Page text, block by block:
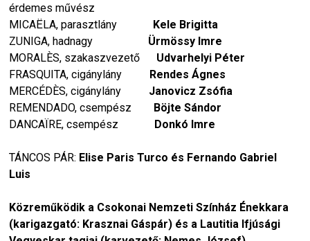
érdemes művész
MICAЁLA, parasztlány Kele Brigitta
ZUNIGA, hadnagy
Ürmössy Imre
MORALÈS, szakaszvezető Udvarhelyi Péter
FRASQUITA, cigánylány Rendes Ágnes
MERCÉDÈS, cigánylány Janovicz Zsófia
REMENDADO, csempész
Böjte Sándor
DANCAΪRE, csempész
Donkó Imre
TÁNCOS PÁR: Elise Paris Turco és Fernando Gabriel
Luis
Közreműködik a Csokonai Nemzeti Színház Énekkara
(karigazgató: Krasznai Gáspár) és a Lautitia Ifjúsági